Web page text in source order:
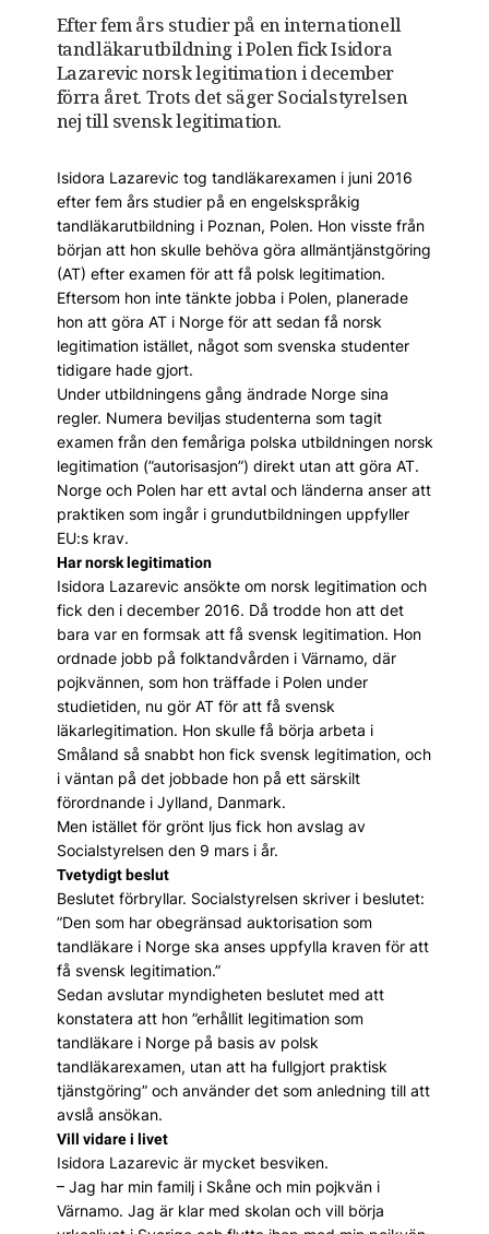
Efter fem års studier på en internationell
tandläkarutbildning i Polen fick Isidora
Lazarevic norsk legitimation i december
förra året. Trots det säger Socialstyrelsen
nej till svensk legitimation.
Isidora Lazarevic tog tandläkarexamen i juni 2016
efter fem års studier på en engelskspråkig
tandläkarutbildning i Poznan, Polen. Hon visste från
början att hon skulle behöva göra allmäntjänstgöring
(AT) efter examen för att få polsk legitimation.
Eftersom hon inte tänkte jobba i Polen, planerade
hon att göra AT i Norge för att sedan få norsk
legitimation istället, något som svenska studenter
tidigare hade gjort.
Under utbildningens gång ändrade Norge sina
regler. Numera beviljas studenterna som tagit
examen från den femåriga polska utbildningen norsk
legitimation (”autorisasjon”) direkt utan att göra AT.
Norge och Polen har ett avtal och länderna anser att
praktiken som ingår i grundutbildningen uppfyller
EU:s krav.
Har norsk legitimation
Isidora Lazarevic ansökte om norsk legitimation och
fick den i december 2016. Då trodde hon att det
bara var en formsak att få svensk legitimation. Hon
ordnade jobb på folktandvården i Värnamo, där
pojkvännen, som hon träffade i Polen under
studietiden, nu gör AT för att få svensk
läkarlegitimation. Hon skulle få börja arbeta i
Småland så snabbt hon fick svensk legitimation, och
i väntan på det jobbade hon på ett särskilt
förordnande i Jylland, Danmark.
Men istället för grönt ljus fick hon avslag av
Socialstyrelsen den 9 mars i år.
Tvetydigt beslut
Beslutet förbryllar. Socialstyrelsen skriver i beslutet:
”Den som har obegränsad auktorisation som
tandläkare i Norge ska anses uppfylla kraven för att
få svensk legitimation.”
Sedan avslutar myndigheten beslutet med att
konstatera att hon ”erhållit legitimation som
tandläkare i Norge på basis av polsk
tandläkarexamen, utan att ha fullgjort praktisk
tjänstgöring” och använder det som anledning till att
avslå ansökan.
Vill vidare i livet
Isidora Lazarevic är mycket besviken.
– Jag har min familj i Skåne och min pojkvän i
Värnamo. Jag är klar med skolan och vill börja